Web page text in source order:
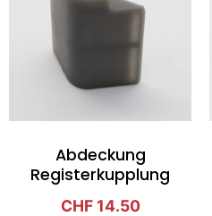
Abdeckung
Registerkupplung
CHF14.50